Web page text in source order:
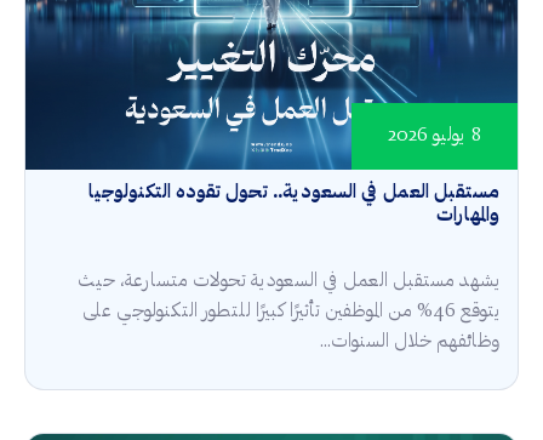
مستقبل العمل في السعودية.. تحول تقوده التكنولوجيا
والمهارات
8 يوليو 2026
يشهد مستقبل العمل في السعودية تحولات متسارعة، حيث
يتوقع 46% من الموظفين تأثيرًا كبيرًا للتطور التكنولوجي على
وظائفهم خلال السنوات...